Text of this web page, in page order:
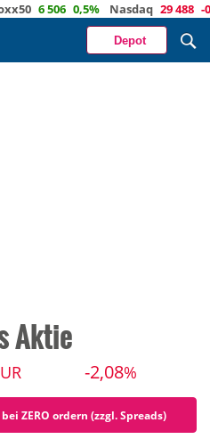
6 506 0,5% Nasdaq 29 488 -0,8%
Depot
Aktie
-2,08%
ZERO ordern (zzgl. Spreads)